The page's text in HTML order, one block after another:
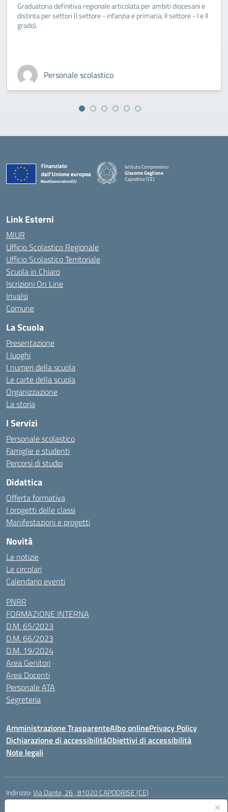
Graduatoria definitiva regionale articolata per ambiti diocesani e
distinta per settori (I settore - infanzia e primaria; II settore - I e II
grado).
Personale scolastico
Istituto Comprensivo
Giacomo Gaglione
Capodrise (CE)
— Visita la pagina iniziale della scuola
Link Esterni
MIUR
Ufficio Scolastico Regionale
Ufficio Scolastico Territoriale
Scuola in Chiaro
Iscrizioni On Line
Invalsi
Comune
La Scuola
Presentazione
I luoghi
I numeri della scuola
Le carte della scuola
Organizzazione
La storia
I Servizi
Personale scolastico
Famiglie e studenti
Percorsi di studio
Didattica
Offerta formativa
I progetti delle classi
Manifestazioni e progetti
Novità
Le notizie
Le circolari
Calendario eventi
PNRR
FORMAZIONE INTERNA
D.M. 65/2023
D.M. 66/2023
D.M. 19/2024
Area Genitori
Area Docenti
Personale ATA
Segreteria
Amministrazione TrasparenteAlbo onlinePrivacy Policy
Dichiarazione di accessibilitàObiettivi di accessibilità
Note legali
Indirizzo:Via Dante, 26 , 81020 CAPODRISE (CE)
Centralino: